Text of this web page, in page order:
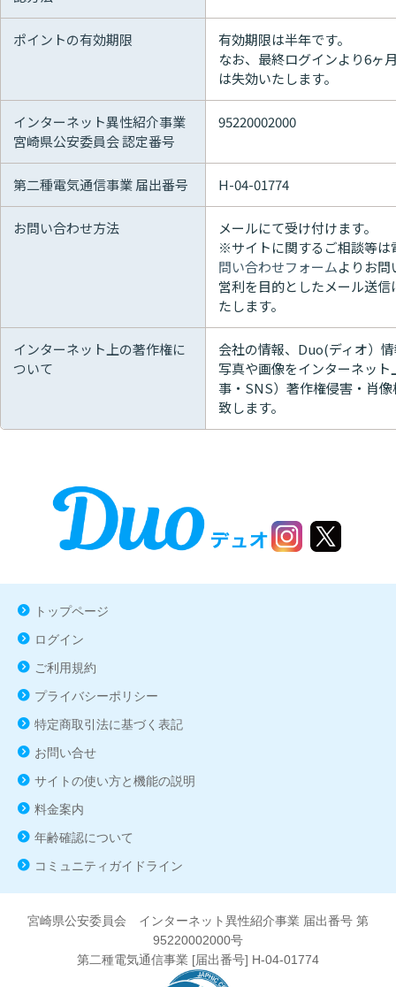
トップページ
ログイン
ご利用規約
プライバシーポリシー
特定商取引法に基づく表記
お問い合せ
サイトの使い方と機能の説明
料金案内
年齢確認について
コミュニティガイドライン
宮崎県公安委員会 インターネット異性紹介事業 届出番号 第
95220002000号
第二種電気通信事業 [届出番号] H-04-01774